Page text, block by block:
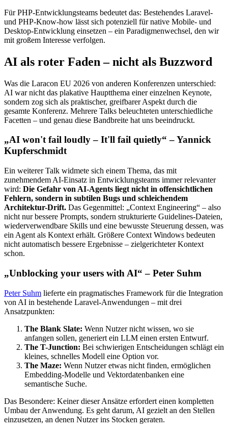
Für PHP-Entwicklungsteams bedeutet das: Bestehendes Laravel-
und PHP-Know-how lässt sich potenziell für native Mobile- und
Desktop-Entwicklung einsetzen – ein Paradigmenwechsel, den wir
mit großem Interesse verfolgen.
AI als roter Faden – nicht als Buzzword
Was die Laracon EU 2026 von anderen Konferenzen unterschied:
AI war nicht das plakative Hauptthema einer einzelnen Keynote,
sondern zog sich als praktischer, greifbarer Aspekt durch die
gesamte Konferenz. Mehrere Talks beleuchteten unterschiedliche
Facetten – und genau diese Bandbreite hat uns beeindruckt.
„AI won't fail loudly – It'll fail quietly“ – Yannick
Kupferschmidt
Ein weiterer Talk widmete sich einem Thema, das mit
zunehmendem AI-Einsatz in Entwicklungsteams immer relevanter
wird: Die Gefahr von AI-Agents liegt nicht in offensichtlichen
Fehlern, sondern in subtilen Bugs und schleichendem
Architektur-Drift. Das Gegenmittel: „Context Engineering“ – also
nicht nur bessere Prompts, sondern strukturierte Guidelines-Dateien,
wiederverwendbare Skills und eine bewusste Steuerung dessen, was
ein Agent als Kontext erhält. Größere Context Windows bedeuten
nicht automatisch bessere Ergebnisse – zielgerichteter Kontext
schon.
„Unblocking your users with AI“ – Peter Suhm
Peter Suhm lieferte ein pragmatisches Framework für die Integration
von AI in bestehende Laravel-Anwendungen – mit drei
Ansatzpunkten:
The Blank Slate: Wenn Nutzer nicht wissen, wo sie
anfangen sollen, generiert ein LLM einen ersten Entwurf.
The T-Junction: Bei schwierigen Entscheidungen schlägt ein
kleines, schnelles Modell eine Option vor.
The Maze: Wenn Nutzer etwas nicht finden, ermöglichen
Embedding-Modelle und Vektordatenbanken eine
semantische Suche.
Das Besondere: Keiner dieser Ansätze erfordert einen kompletten
Umbau der Anwendung. Es geht darum, AI gezielt an den Stellen
einzusetzen, an denen Nutzer ins Stocken geraten.